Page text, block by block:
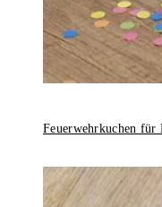
Feuerwehrkuchen für